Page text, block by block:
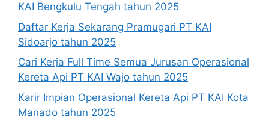
KAI Bengkulu Tengah tahun 2025
Daftar Kerja Sekarang Pramugari PT KAI
Sidoarjo tahun 2025
Cari Kerja Full Time Semua Jurusan Operasional
Kereta Api PT KAI Wajo tahun 2025
Karir Impian Operasional Kereta Api PT KAI Kota
Manado tahun 2025